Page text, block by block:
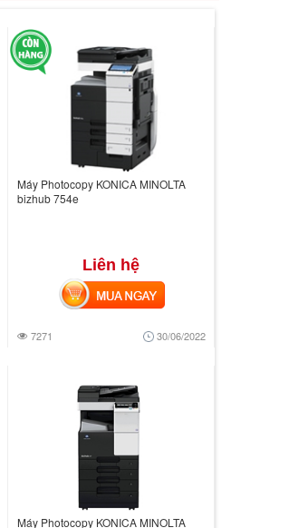
Máy Photocopy KONICA MINOLTA
bizhub 754e
Liên hệ
7271 30/06/2022
MUA NGAY
Máy Photocopy KONICA MINOLTA